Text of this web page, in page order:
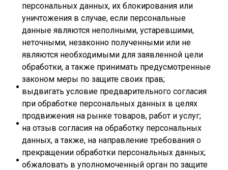
персональных данных, их блокирования или
уничтожения в случае, если персональные
данные являются неполными, устаревшими,
неточными, незаконно полученными или не
являются необходимыми для заявленной цели
обработки, а также принимать предусмотренные
законом меры по защите своих прав;
выдвигать условие предварительного согласия
при обработке персональных данных в целях
продвижения на рынке товаров, работ и услуг;
на отзыв согласия на обработку персональных
данных, а также, на направление требования о
прекращении обработки персональных данных;
обжаловать в уполномоченный орган по защите